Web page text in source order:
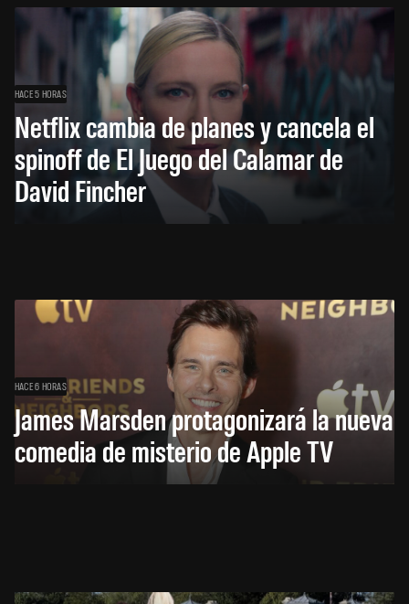
HACE 5 HORAS
Netflix cambia de planes y cancela el
spinoff de El Juego del Calamar de
David Fincher
HACE 6 HORAS
James Marsden protagonizará la nueva
comedia de misterio de Apple TV